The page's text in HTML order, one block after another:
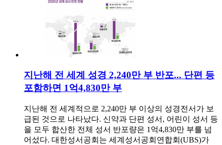
지난해 전 세계 성경 2,240만 부 반포... 단편 등
포함하면 1억4,830만 부
지난해 전 세계적으로 2,240만 부 이상의 성경전서가 보
급된 것으로 나타났다. 신약과 단편 성서, 어린이 성서 등
을 모두 합산한 전체 성서 반포량은 1억4,830만 부를 넘
어섰다. 대한성서공회는 세계성서공회연합회(UBS)가